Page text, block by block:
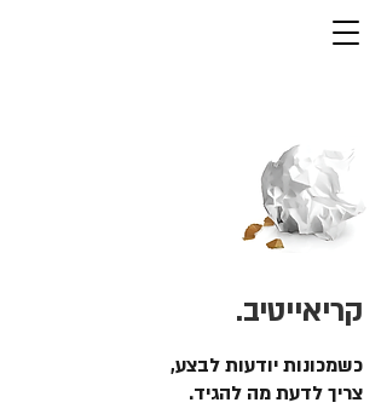
קריאייטיב.
כשמכונות יודעות לבצע,
צריך לדעת מה להגיד.